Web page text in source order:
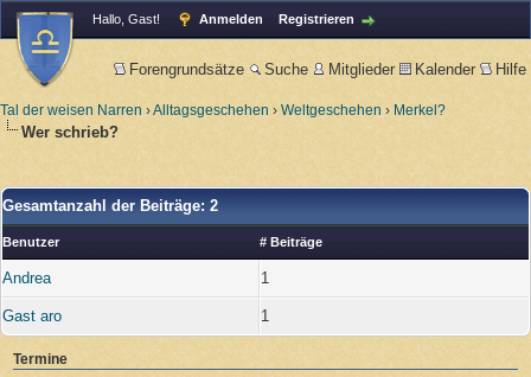
Hallo, Gast! Anmelden Registrieren
Forengrundsätze Suche Mitglieder Kalender Hilfe
Tal der weisen Narren ›Alltagsgeschehen › Weltgeschehen › Merkel?
Wer schrieb?
Gesamtanzahl der Beiträge: 2
Benutzer # Beiträge
Andrea 1
Gast aro 1
Termine